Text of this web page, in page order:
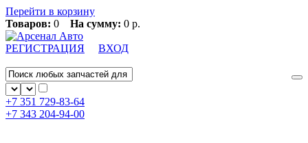
Перейти в корзину
Товаров: 0 На сумму: 0 р.
РЕГИСТРАЦИЯ ВХОД
+7 351 729-83-64
+7 343 204-94-00